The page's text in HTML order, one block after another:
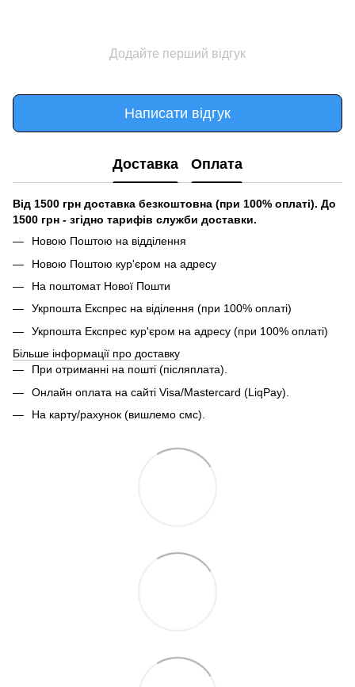
Додайте перший відгук
Написати відгук
Доставка Оплата
Від 1500 грн доставка безкоштовна (при 100% оплаті). До
1500 грн - згідно тарифів служби доставки.
Новою Поштою на відділення
Новою Поштою кур'єром на адресу
На поштомат Нової Пошти
Укрпошта Експрес на віділення (при 100% оплаті)
Укрпошта Експрес кур'єром на адресу (при 100% оплаті)
Більше інформації про доставку
При отриманні на пошті (післяплата).
Онлайн оплата на сайті Visa/Mastercard (LiqPay).
На карту/рахунок (вишлемо смс).